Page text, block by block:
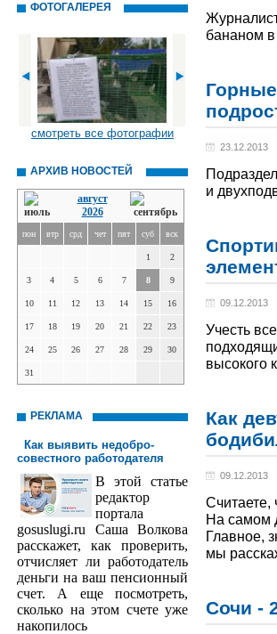
ФОТОГАЛЕРЕЯ
смотреть все фотографии
АРХИВ НОВОСТЕЙ
август
2026
пон втр срд чет пят суб вск
1 2
3 4 5 6 7 8 9
10 11 12 13 14 15 16
17 18 19 20 21 22 23
24 25 26 27 28 29 30
31
РЕКЛАМА
Как выявить недобро­
совестного работодателя
В этой статье
редактор
порта­ла
gosuslugi.ru Саша Волкова
расскажет, как проверить,
отчисляет ли работодатель
деньги на ваш пенсионный
счет. А еще посмотреть,
сколько на этом счете уже
накопилось
бананом в
23.12.2013
и
09.12.2013
Учесть
высокого
Как
09.12.2013
Считаете,
На самом
Главное,
мы
Сочи -